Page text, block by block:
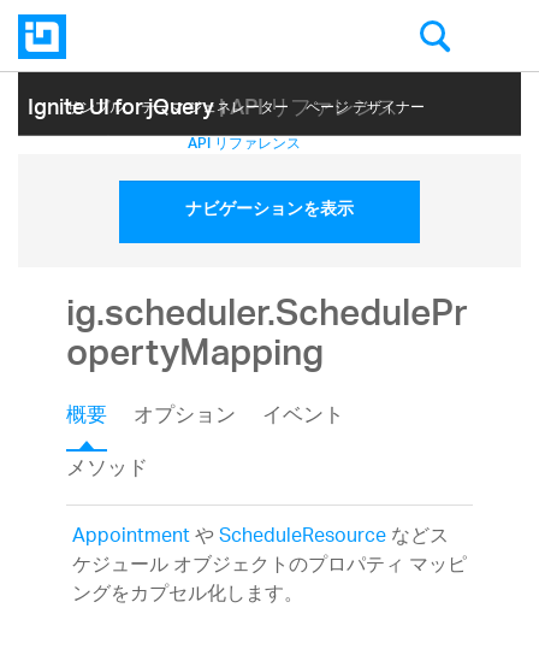
Ignite UI for jQuery| API リファレンス
サンプル テーマ ジェネレーター ページ デザイナー
ヘルプ トピック API リファレンス
ナビゲーションを表示
ig.scheduler.SchedulePr
opertyMapping
概要 オプション
イベント
メソッド
AppointmentやScheduleResourceなどス
ケジュール オブジェクトのプロパティ マッピ
ングをカプセル化します。